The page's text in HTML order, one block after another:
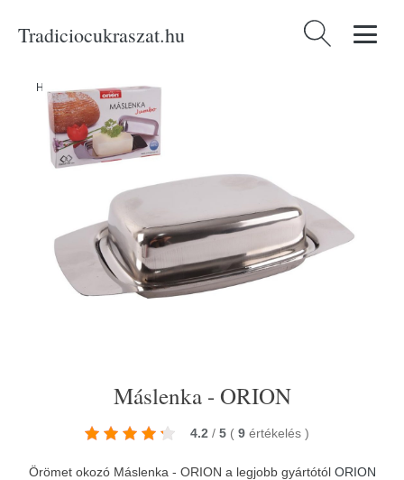
Tradiciocukraszat.hu Keresés:
Home /Produkty/Konyhai eszközök
Máslenka - ORION
4.2 / 5 ( 9 értékelés )
Örömet okozó Máslenka - ORION a legjobb gyártótól ORION